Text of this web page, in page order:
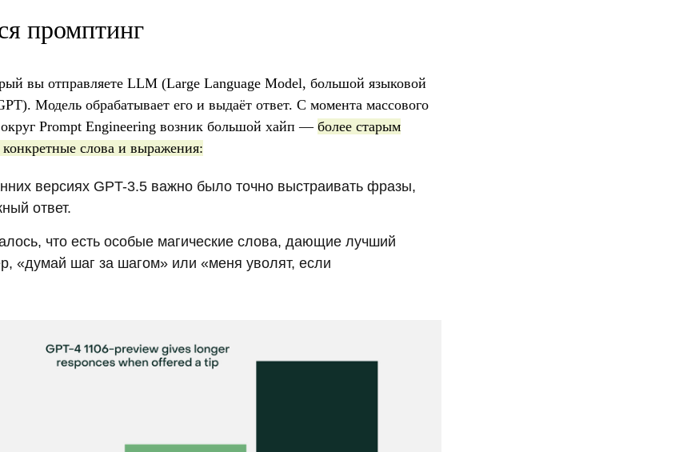
промптинг
вы отправляете LLM (Large Language Model, большой языковой
Модель обрабатывает его и выдаёт ответ. С момента массового
Prompt Engineering возник большой хайп — более старым
слова и выражения:
версиях GPT-3.5 важно было точно выстраивать фразы,
ответ.
что есть особые магические слова, дающие лучший
«думай шаг за шагом» или «меня уволят, если